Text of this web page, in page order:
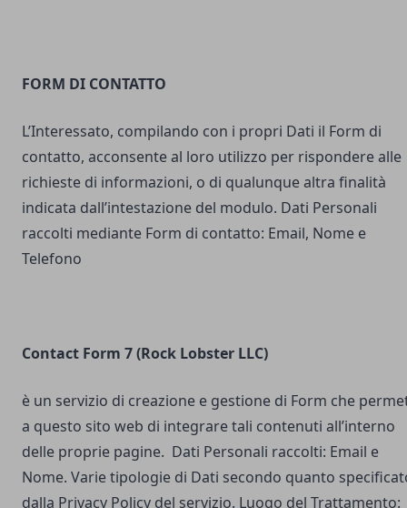
FORM DI CONTATTO
L’Interessato, compilando con i propri Dati il Form di
contatto, acconsente al loro utilizzo per rispondere alle
richieste di informazioni, o di qualunque altra finalità
indicata dall’intestazione del modulo. Dati Personali
raccolti mediante Form di contatto: Email, Nome e
Telefono
Contact Form 7 (Rock Lobster LLC)
è un servizio di creazione e gestione di Form che
a questo sito web di integrare tali contenuti all’interno
delle proprie pagine. Dati Personali raccolti: Email e
Nome. Varie tipologie di Dati secondo quanto
dalla Privacy Policy del servizio. Luogo del Trattamento: